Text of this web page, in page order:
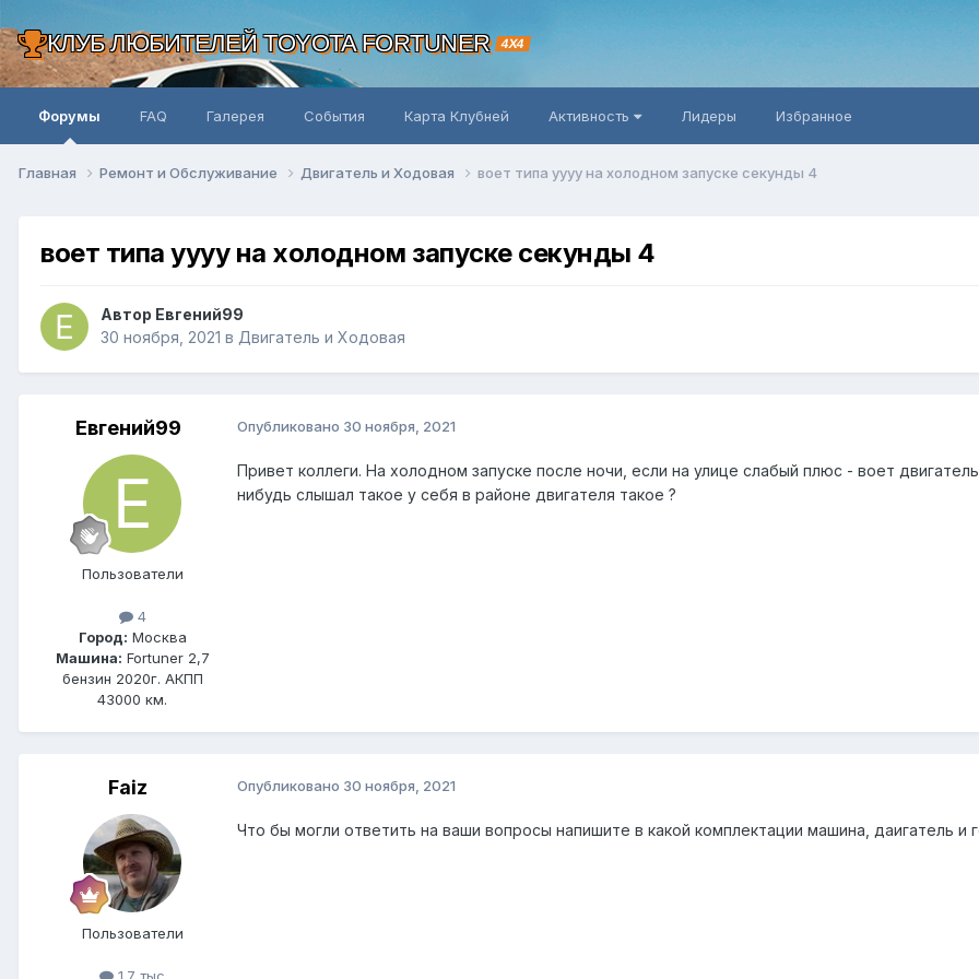
КЛУБ ЛЮБИТЕЛЕЙ TOYOTA FORTUNER 4X4
Форумы FAQ Галерея События Карта Клубней Активность Лидеры Избранное
Главная Ремонт и Обслуживание Двигатель и Ходовая воет типа уууу на холодном запуске секунды 4
воет типа уууу на холодном запуске секунды 4
Автор Евгений99
30 ноября, 2021 в Двигатель и Ходовая
Евгений99
Пользователи
4
Город: Москва
Машина: Fortuner 2,7
бензин 2020г. АКПП
43000 км.
Опубликовано 30 ноября, 2021
Привет коллеги. На холодном запуске после ночи, если на улице слабый плюс - воет
нибудь слышал такое у себя в районе двигателя такое ?
Faiz
Пользователи
Опубликовано 30 ноября, 2021
Что бы могли ответить на ваши вопросы напишите в какой комплектации машина, даигатель и